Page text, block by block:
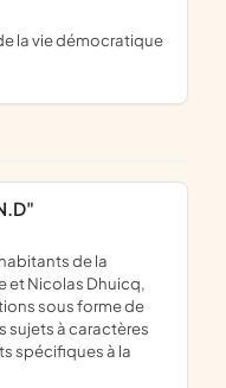
et Nicolas Dhuicq,
sous forme de
sujets à caractères
spécifiques à la